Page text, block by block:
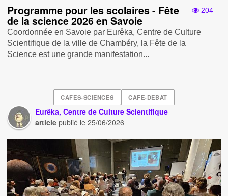
204
Programme pour les scolaires - Fête
de la science 2026 en Savoie
Coordonnée en Savoie par Eurêka, Centre de Culture
Scientifique de la ville de Chambéry, la Fête de la
Science est une grande manifestation...
CAFES-SCIENCES CAFE-DEBAT
Eurêka, Centre de Culture Scientifique
article publié le25/06/2026